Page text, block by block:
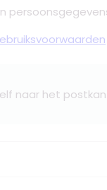
naar het